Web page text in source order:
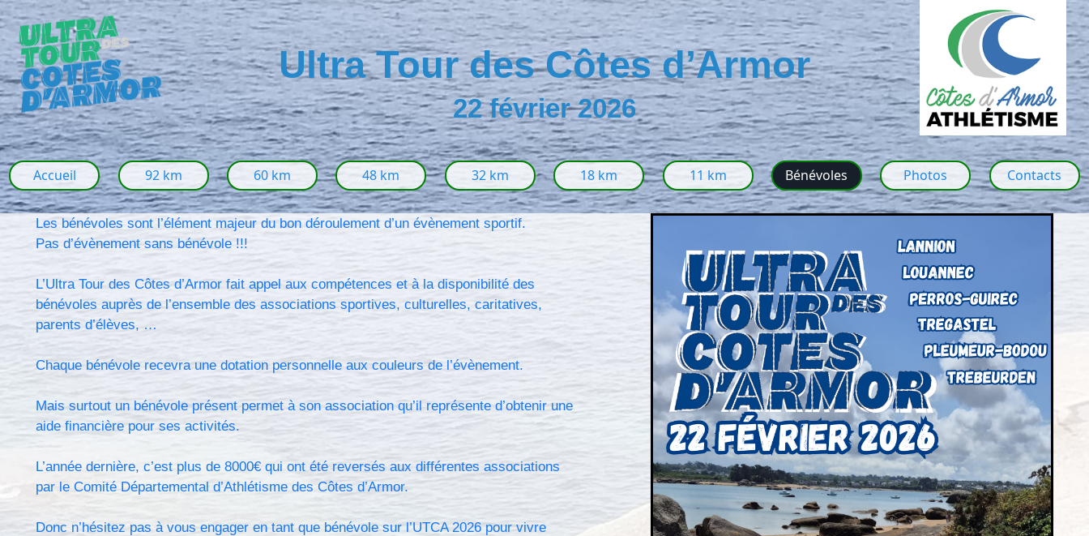
Ultra Tour des Côtes d’Armor
22 février 2026
Accueil 92 km 60 km 48 km 32 km 18 km 11 km Bénévoles Photos Contacts
Les bénévoles sont l’élément majeur du bon déroulement d’un évènement sportif.
Pas d’évènement sans bénévole !!!
L’Ultra Tour des Côtes d’Armor fait appel aux compétences et à la disponibilité des
bénévoles auprès de l’ensemble des associations sportives, culturelles, caritatives,
parents d’élèves, …
Chaque bénévole recevra une dotation personnelle aux couleurs de l’évènement.
Mais surtout un bénévole présent permet à son association qu’il représente d’obtenir une
aide financière pour ses activités.
L’année dernière, c’est plus de 8000€ qui ont été reversés aux différentes associations
par le Comité Départemental d’Athlétisme des Côtes d’Armor.
Donc n’hésitez pas à vous engager en tant que bénévole sur l’UTCA 2026 pour vivre